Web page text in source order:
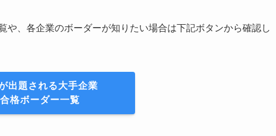
や、各企業のボーダーが知りたい場合は下記ボタンから確認し
出題される大手企業
合格ボーダー一覧